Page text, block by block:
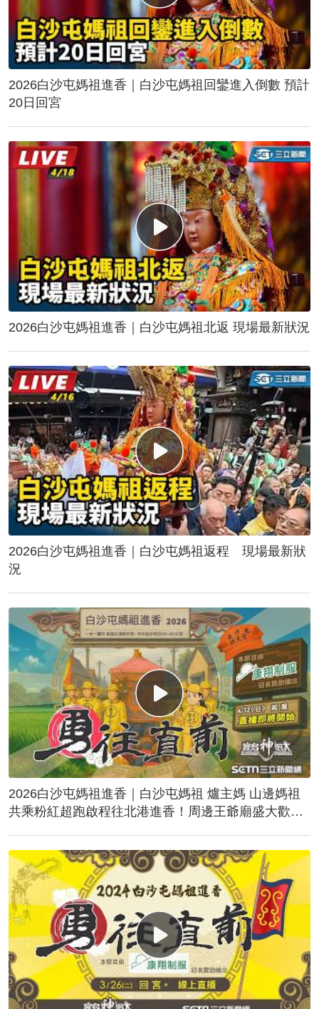
2026白沙屯媽祖進香｜白沙屯媽祖回鑾進入倒數 預計
20日回宮
2026白沙屯媽祖進香｜白沙屯媽祖北返 現場最新狀況
2026白沙屯媽祖進香｜白沙屯媽祖返程 現場最新狀
況
2026白沙屯媽祖進香｜白沙屯媽祖 爐主媽 山邊媽祖
共乘粉紅超跑啟程往北港進香！周邊王爺廟盛大歡